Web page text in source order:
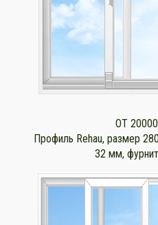
ОТ
Профиль Rehau, размер
32 мм,